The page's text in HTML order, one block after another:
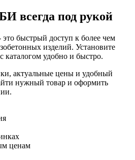
всегда под рукой
быстрый доступ к более чем
изделий. Установите
каталогом удобно и быстро.
актуальные цены и удобный
нужный товар и оформить
ценам